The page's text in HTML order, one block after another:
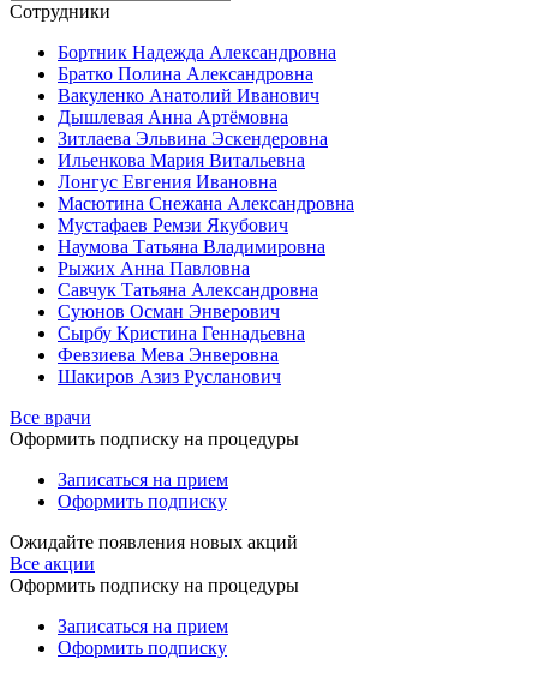
Сотрудники
Бортник Надежда Александровна
Братко Полина Александровна
Вакуленко Анатолий Иванович
Дышлевая Анна Артёмовна
Зитлаева Эльвина Эскендеровна
Ильенкова Мария Витальевна
Лонгус Евгения Ивановна
Масютина Снежана Александровна
Мустафаев Ремзи Якубович
Наумова Татьяна Владимировна
Рыжих Анна Павловна
Савчук Татьяна Александровна
Суюнов Осман Энверович
Сырбу Кристина Геннадьевна
Февзиева Мева Энверовна
Шакиров Азиз Русланович
Все врачи
Оформить подписку на процедуры
Записаться на прием
Оформить подписку
Ожидайте появления новых акций
Все акции
Оформить подписку на процедуры
Записаться на прием
Оформить подписку